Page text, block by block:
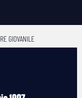
GIOVANILE